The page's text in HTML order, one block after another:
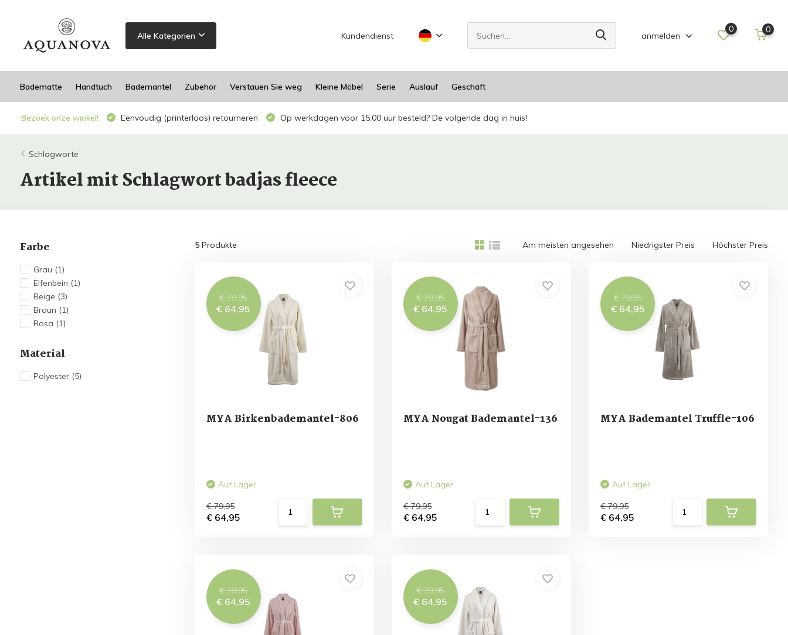
Alle Kategorien Kundendienst anmelden
0 0
Badematte Handtuch Bademantel Zubehör Verstauen Sie weg Kleine Möbel Serie Auslauf Geschäft
Bezoek onze winkel! Eenvoudig (printerloos) retourneren Op werkdagen voor 15.00 uur besteld? De volgende dag in huis!
Schlagworte
Artikel mit Schlagwort badjas fleece
Farbe
Grau (1)
Elfenbein (1)
Beige (3)
Braun (1)
Rosa (1)
Material
Polyester (5)
5Produkte Am meisten angesehen Niedrigster Preis Höchster Preis
€ 79,95
€ 64,95
MYA Birkenbademantel-806
Auf Lager
€ 79,95
€ 64,95
€ 79,95
€ 64,95
MYA Nougat Bademantel-136
Auf Lager
€ 79,95
€ 64,95
€ 79,95
€ 64,95
MYA Bademantel Truffle-106
Auf Lager
€ 79,95
€ 64,95
€ 79,95
€ 64,95
€ 79,95
€ 64,95